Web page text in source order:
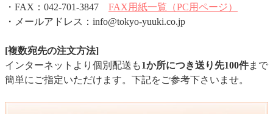
・FAX：042-701-3847 FAX用紙一覧（PC用ページ）
・メールアドレス：info@tokyo-yuuki.co.jp
[複数宛先の注文方法]
インターネットより個別配送も1か所につき送り先100件まで
簡単にご指定いただけます。下記をご参考下さいませ。